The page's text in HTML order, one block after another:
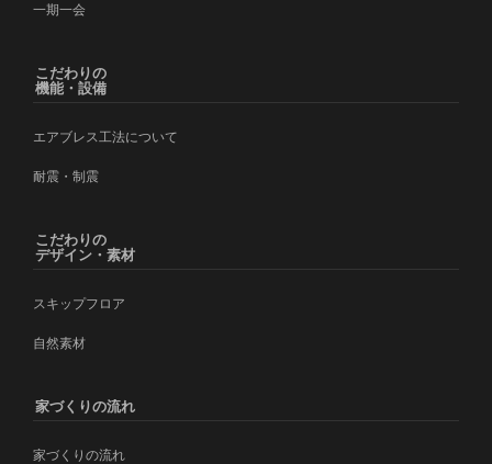
一期一会
こだわりの
機能・設備
エアブレス工法について
耐震・制震
こだわりの
デザイン・素材
スキップフロア
自然素材
家づくりの流れ
家づくりの流れ